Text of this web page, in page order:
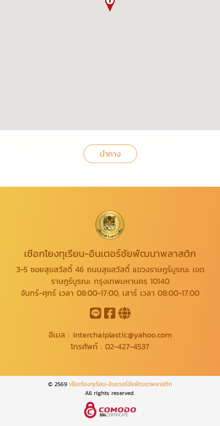
นำทาง
เชือกโยงทุเรียน-อินเตอร์ชัยพัฒนาพลาสติก
3-5 ซอยสุขสวัสดิ์ 46 ถนนสุขสวัสดิ์ แขวงราษฎร์บูรณะ เขต
ราษฎร์บูรณะ กรุงเทพมหานคร 10140
จันทร์-ศุกร์ เวลา 08:00-17:00, เสาร์ เวลา 08:00-17:00
อีเมล : interchaiplastic@yahoo.com
โทรศัพท์ : 02-427-4537
© 2569 เชือกโยงทุเรียน-อินเตอร์ชัยพัฒนาพลาสติก
All rights reserved.